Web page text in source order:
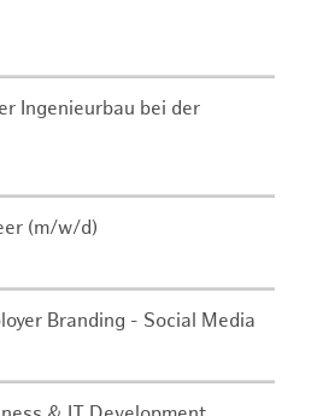
Ingenieurbau bei der
(m/w/d)
Branding - Social Media